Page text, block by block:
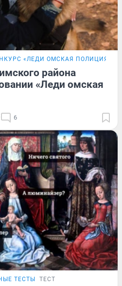
«ЛЕДИ ОМСКАЯ ПОЛИЦИЯ»
района
«Леди омская
6
ТЕСТЫ ТЕСТ